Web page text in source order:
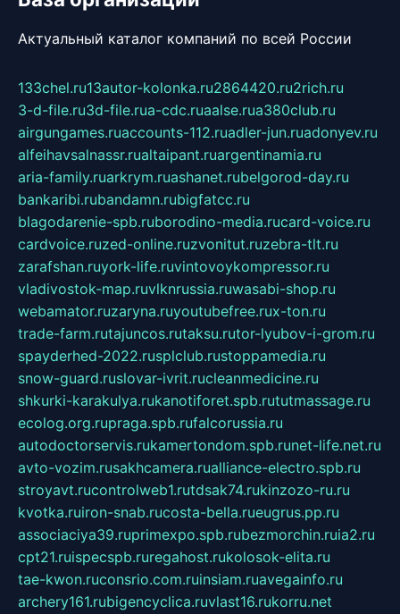
Актуальный каталог компаний по всей России
133chel.ru13autor-kolonka.ru2864420.ru2rich.ru
3-d-file.ru3d-file.rua-cdc.ruaalse.rua380club.ru
airgungames.ruaccounts-112.ruadler-jun.ruadonyev.ru
alfeihavsalnassr.rualtaipant.ruargentinamia.ru
aria-family.ruarkrym.ruashanet.rubelgorod-day.ru
bankaribi.rubandamn.rubigfatcc.ru
blagodarenie-spb.ruborodino-media.rucard-voice.ru
cardvoice.ruzed-online.ruzvonitut.ruzebra-tlt.ru
zarafshan.ruyork-life.ruvintovoykompressor.ru
vladivostok-map.ruvlknrussia.ruwasabi-shop.ru
webamator.ruzaryna.ruyoutubefree.rux-ton.ru
trade-farm.rutajuncos.rutaksu.rutor-lyubov-i-grom.ru
spayderhed-2022.rusplclub.rustoppamedia.ru
snow-guard.ruslovar-ivrit.rucleanmedicine.ru
shkurki-karakulya.rukanotiforet.spb.rututmassage.ru
ecolog.org.rupraga.spb.rufalcorussia.ru
autodoctorservis.rukamertondom.spb.runet-life.net.ru
avto-vozim.rusakhcamera.rualliance-electro.spb.ru
stroyavt.rucontrolweb1.rutdsak74.rukinzozo-ru.ru
kvotka.ruiron-snab.rucosta-bella.rueugrus.pp.ru
associaciya39.ruprimexpo.spb.rubezmorchin.ruia2.ru
cpt21.ruispecspb.ruregahost.rukolosok-elita.ru
tae-kwon.ruconsrio.com.ruinsiam.ruavegainfo.ru
archery161.rubigencyclica.ruvlast16.rukorru.net